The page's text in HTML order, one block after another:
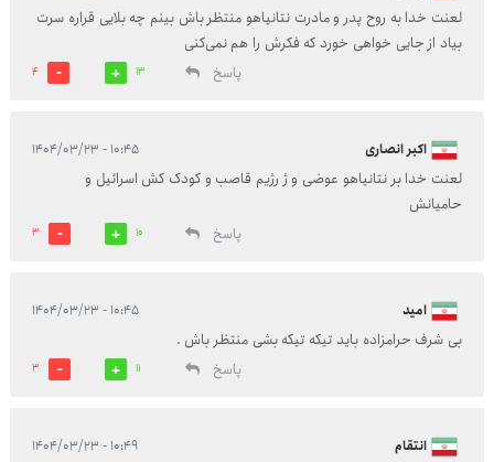
لعنت خدا به روح پدر و مادرت نتانیاهو منتظر باش بینم چه بلایی قراره سرت
بیاد از جایی خواهی خورد که فکرش را هم نمی‌کنی
پاسخ
13
4
اکبر انصاری ۱۰:۴۵ - ۱۴۰۴/۰۳/۲۳
لعنت خدا بر نتانياهو عوضی و ژ رژیم قاصب و کودک کش اسرائیل و
حامیانش
پاسخ
10
3
امید ۱۰:۴۵ - ۱۴۰۴/۰۳/۲۳
بی شرف حرامزاده باید تیکه تیکه بشی منتظر باش .
پاسخ
11
3
انتقام ۱۰:۴۹ - ۱۴۰۴/۰۳/۲۳